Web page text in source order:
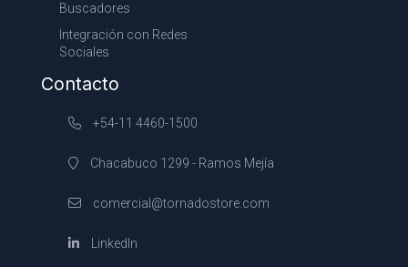
Buscadores
Integración con Redes
Sociales
Contacto
+54-11 4460-1500
Chacabuco 1299 - Ramos Mejía
comercial@tornadostore.com
LinkedIn